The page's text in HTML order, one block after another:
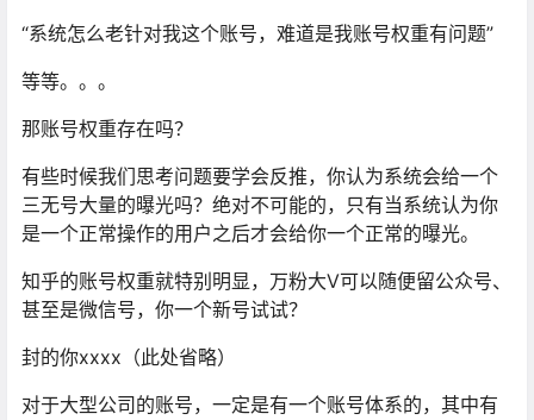
“系统怎么老针对我这个账号，难道是我账号权重有问题”
等等。。。
那账号权重存在吗？
有些时候我们思考问题要学会反推，你认为系统会给一个
三无号大量的曝光吗？绝对不可能的，只有当系统认为你
是一个正常操作的用户之后才会给你一个正常的曝光。
知乎的账号权重就特别明显，万粉大V可以随便留公众号、
甚至是微信号，你一个新号试试？
封的你xxxx（此处省略）
对于大型公司的账号，一定是有一个账号体系的，其中有